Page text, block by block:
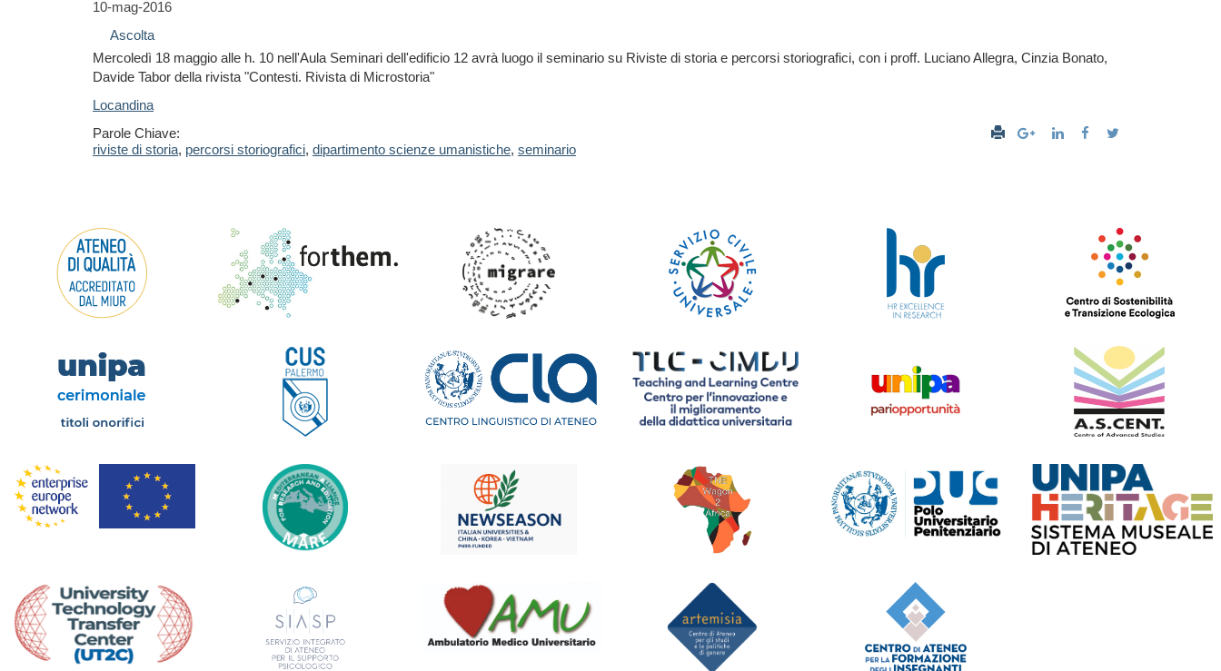
10-mag-2016
Ascolta
Mercoledì 18 maggio alle h. 10 nell'Aula Seminari dell'edificio 12 avrà luogo il seminario su Riviste di storia e percorsi storiografici, con i proff. Luciano Allegra, Cinzia Bonato,
Davide Tabor della rivista "Contesti. Rivista di Microstoria"
Locandina
Parole Chiave:
riviste di storia, percorsi storiografici, dipartimento scienze umanistiche, seminario